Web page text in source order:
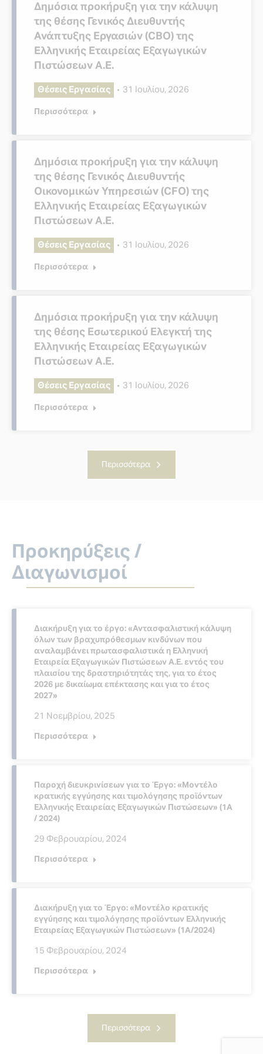
Δημόσια προκήρυξη για την κάλυψη
της θέσης Γενικός Διευθυντής
Ανάπτυξης Εργασιών (CBO) της
Ελληνικής Εταιρείας Εξαγωγικών
Πιστώσεων Α.Ε.
Θέσεις Εργασίας 31 Ιουλίου, 2026
Περισσότερα
Δημόσια προκήρυξη για την κάλυψη
της θέσης Γενικός Διευθυντής
Οικονομικών Υπηρεσιών (CFO) της
Ελληνικής Εταιρείας Εξαγωγικών
Πιστώσεων Α.Ε.
Θέσεις Εργασίας 31 Ιουλίου, 2026
Περισσότερα
Δημόσια προκήρυξη για την κάλυψη
της θέσης Εσωτερικού Ελεγκτή της
Ελληνικής Εταιρείας Εξαγωγικών
Πιστώσεων Α.Ε.
Θέσεις Εργασίας 31 Ιουλίου, 2026
Περισσότερα
Περισσότερα
Προκηρύξεις /
Διαγωνισμοί
Διακήρυξη για το έργο: «Αντασφαλιστική κάλυψη
όλων των βραχυπρόθεσμων κινδύνων που
αναλαμβάνει πρωτασφαλιστικά η Ελληνική
Εταιρεία Εξαγωγικών Πιστώσεων Α.Ε. εντός του
πλαισίου της δραστηριότητάς της, για το έτος
2026 με δικαίωμα επέκτασης και για το έτος
2027»
21 Νοεμβρίου, 2025
Περισσότερα
Παροχή διευκρινίσεων για το Έργο: «Μοντέλο
κρατικής εγγύησης και τιμολόγησης προϊόντων
Ελληνικής Εταιρείας Εξαγωγικών Πιστώσεων» (1Α
/ 2024)
29 Φεβρουαρίου, 2024
Περισσότερα
Διακήρυξη για το Έργο: «Μοντέλο κρατικής
εγγύησης και τιμολόγησης προϊόντων Ελληνικής
Εταιρείας Εξαγωγικών Πιστώσεων» (1Α/2024)
15 Φεβρουαρίου, 2024
Περισσότερα
Περισσότερα